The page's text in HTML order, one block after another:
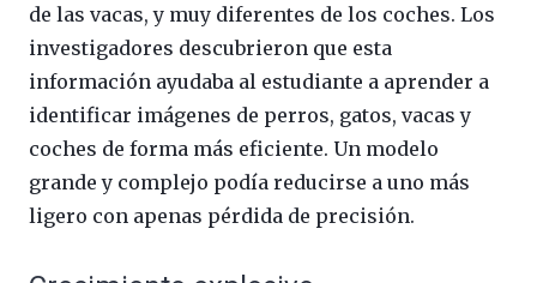
de las vacas, y muy diferentes de los coches. Los
investigadores descubrieron que esta
información ayudaba al estudiante a aprender a
identificar imágenes de perros, gatos, vacas y
coches de forma más eficiente. Un modelo
grande y complejo podía reducirse a uno más
ligero con apenas pérdida de precisión.